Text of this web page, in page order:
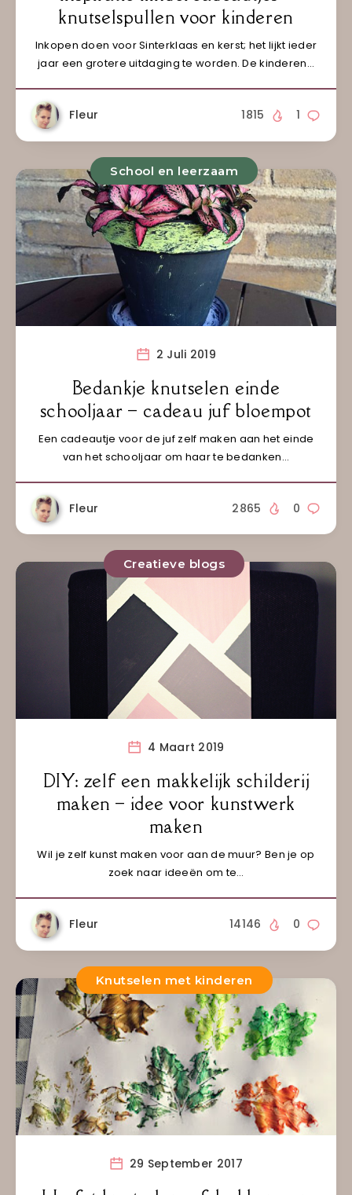
knutselspullen voor kinderen
Inkopen doen voor Sinterklaas en kerst; het lijkt ieder
jaar een grotere uitdaging te worden. De kinderen…
Fleur 1
1815
School en leerzaam
2 Juli 2019
Bedankje knutselen einde
schooljaar – cadeau juf bloempot
Een cadeautje voor de juf zelf maken aan het einde
van het schooljaar om haar te bedanken…
Fleur 0
2865
Creatieve blogs
4 Maart 2019
DIY: zelf een makkelijk schilderij
maken – idee voor kunstwerk
maken
Wil je zelf kunst maken voor aan de muur? Ben je op
zoek naar ideeën om te…
Fleur 0
14146
Knutselen met kinderen
29 September 2017